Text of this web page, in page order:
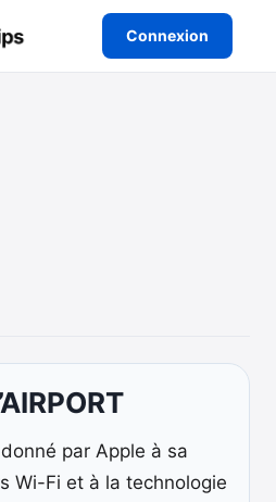
Connexion
par Apple à sa
Wi-Fi et à la technologie